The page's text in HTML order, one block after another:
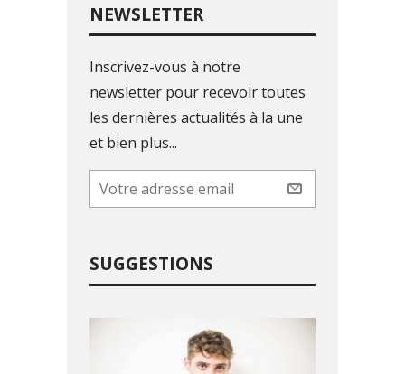
NEWSLETTER
Inscrivez-vous à notre
newsletter pour recevoir toutes
les dernières actualités à la une
et bien plus...
SUGGESTIONS